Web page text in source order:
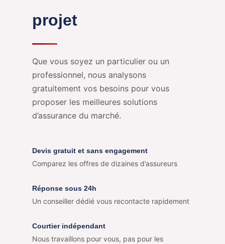
projet
Que vous soyez un particulier ou un
professionnel, nous analysons
gratuitement vos besoins pour vous
proposer les meilleures solutions
d’assurance du marché.
Devis gratuit et sans engagement
Comparez les offres de dizaines d’assureurs
Réponse sous 24h
Un conseiller dédié vous recontacte rapidement
Courtier indépendant
Nous travaillons pour vous, pas pour les